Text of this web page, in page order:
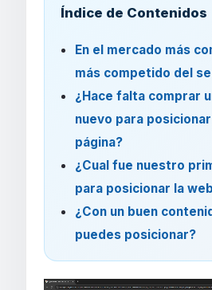
Índice de Contenidos
En el mercado más
más competido del
¿Hace falta comprar
nuevo para
página?
¿Cual fue nuestro
para posicionar la
¿Con un buen
puedes posicionar?